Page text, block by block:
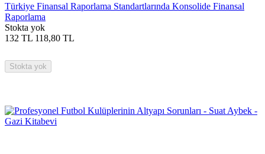
Türkiye Finansal Raporlama Standartlarında Konsolide Finansal
Raporlama
Stokta yok
132 TL 118,80 TL
Stokta yok